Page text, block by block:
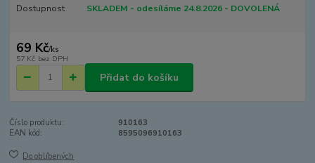
Dostupnost SKLADEM - odesíláme 24.8.2026 - DOVOLENÁ
69 Kč/ks
57 Kč bez DPH
Přidat do košíku
Číslo produktu:
910163
EAN kód:
8595096910163
Do oblíbených